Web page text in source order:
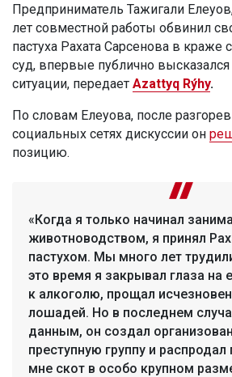
Предприниматель Тажигали
лет совместной работы обвинил
пастуха Рахата Сарсенова в краже
суд, впервые публично
ситуации, передает Azattyq Rýhy.
По словам Елеуова, после
социальных сетях дискуссии он
позицию.
«Когда я только начинал
животноводством, я принял
пастухом. Мы много лет
это время я закрывал глаза на
к алкоголю, прощал
лошадей. Но в последнем
данным, он создал
преступную группу и
мне скот в особо крупном